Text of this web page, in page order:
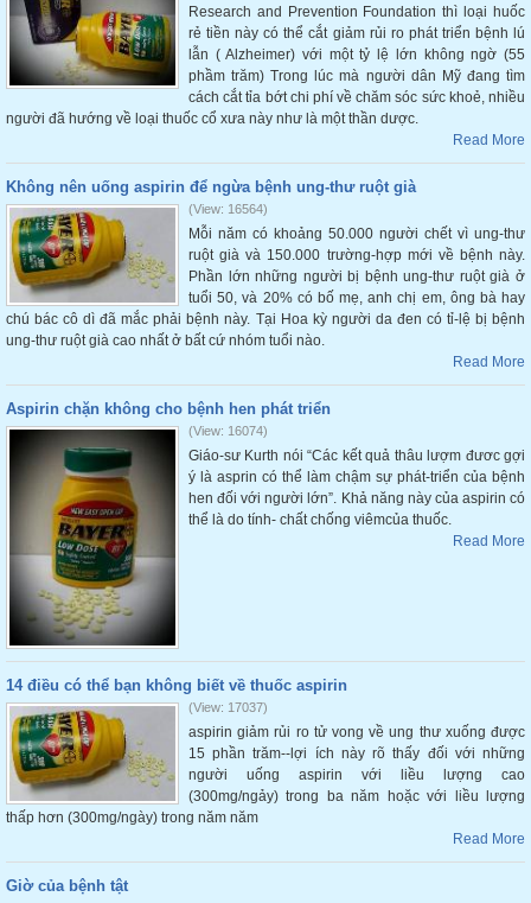
Research and Prevention Foundation thì loại huốc
rẻ tiền này có thể cắt giảm rủi ro phát triển bệnh lú
lẫn ( Alzheimer) với một tỷ lệ lớn không ngờ (55
phầm trăm) Trong lúc mà người dân Mỹ đang tìm
cách cắt tỉa bớt chi phí về chăm sóc sức khoẻ, nhiều
người đã hướng về loại thuốc cổ xưa này như là một thần dược.
Read More
Không nên uống aspirin để ngừa bệnh ung-thư ruột già
(View: 16564)
Mỗi năm có khoảng 50.000 người chết vì ung-thư
ruột già và 150.000 trường-hợp mới về bệnh này.
Phần lớn những người bị bệnh ung-thư ruột già ở
tuổi 50, và 20% có bố mẹ, anh chị em, ông bà hay
chú bác cô dì đã mắc phải bệnh này. Tại Hoa kỳ người da đen có tỉ-lệ bị bệnh
ung-thư ruột già cao nhất ở bất cứ nhóm tuổi nào.
Read More
Aspirin chặn không cho bệnh hen phát triển
(View: 16074)
Giáo-sư Kurth nói “Các kết quả thâu lượm đươc gợi
ý là asprin có thể làm chậm sự phát-triển của bệnh
hen đối với người lớn”. Khả năng này của aspirin có
thể là do tính- chất chống viêmcủa thuốc.
Read More
14 điều có thể bạn không biết về thuốc aspirin
(View: 17037)
aspirin giảm rủi ro tử vong về ung thư xuống được
15 phần trăm--lợi ích này rõ thấy đối với những
người uống aspirin với liều lượng cao
(300mg/ngảy) trong ba năm hoặc với liều lượng
thấp hơn (300mg/ngày) trong năm năm
Read More
Giờ của bệnh tật